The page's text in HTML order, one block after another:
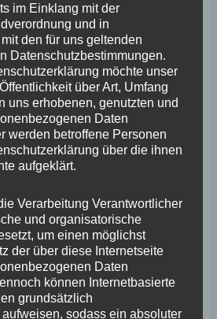
Esser Haus werden ab
den Queer Mittelrhein e.V. durch
gestellt, das gibt uns noch
für unsere Arbeit. Und heute
einstimmig die
Zentrums in Koblenz
ich im Rahmen eines runden
den Vereinen und Institutionen
vorlegen.“
schafft einen geschützten Raum
Anlaufstelle für Opfer von
so Wefelscheid. „Ich finde
gesellschaftlich aufgeheizten
im Einklang mit der
und in
den für uns geltenden
Datenschutzbestimmungen.
möchte unser
über Art, Umfang
uns erhobenen, genutzten und
Daten
werden betroffene Personen
über die ihnen
aufgeklärt.
Verarbeitung Verantwortlicher
und organisatorische
um einen möglichst
der über diese Internetseite
Daten
können Internetbasierte
grundsätzlich
sodass ein absoluter